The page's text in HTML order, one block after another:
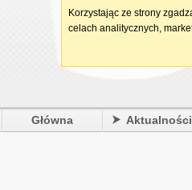
Główna Aktualności
Korzystając ze strony
celach analitycznych,